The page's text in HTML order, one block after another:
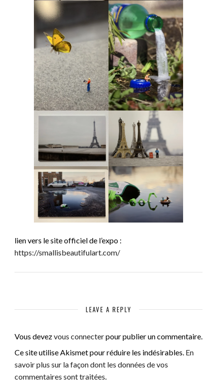
lien vers le site officiel de l’expo :
https://smallisbeautifulart.com/
LEAVE A REPLY
Vous devezvous connecterpour publier un commentaire.
Ce site utilise Akismet pour réduire les indésirables. En
savoir plus sur la façon dont les données de vos
commentaires sont traitées.